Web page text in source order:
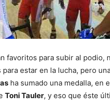
favoritos para subir al podio,
para estar en la lucha, pero
ha sumado una medalla, en
Toni Tauler, y eso que éste